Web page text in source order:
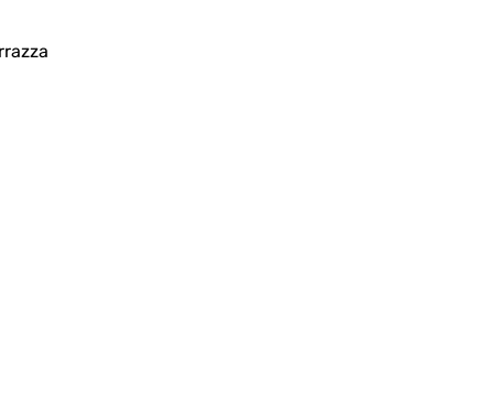
bestehen.Das Holz ist unbehandelt, schön hell
Würde ich bei Bedarf wieder bestellen.